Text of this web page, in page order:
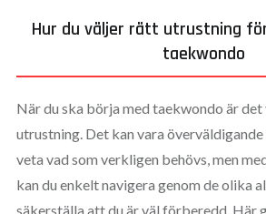
Hur du väljer rätt utrustning
taekwondo
När du ska börja med taekwondo är
utrustning. Det kan vara
veta vad som verkligen behövs, men
kan du enkelt navigera genom de olika
säkerställa att du är väl förberedd. Här